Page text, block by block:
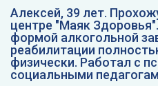
Алексей, 39 лет.
центре "Маяк
формой алкогольной
реабилитации
физически. Работал с
социальными